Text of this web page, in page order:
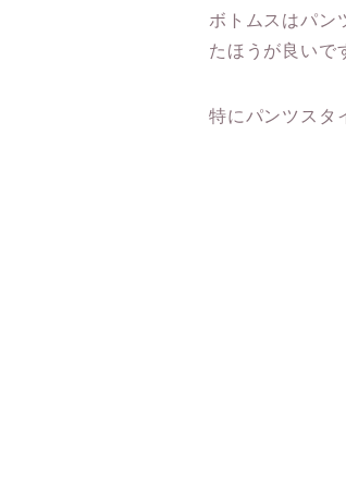
ボトムスはパン
たほうが良いで
特にパンツスタ